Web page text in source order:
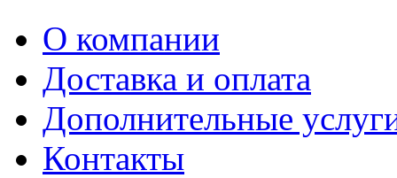
О компании
Доставка и оплата
Дополнительные
Контакты